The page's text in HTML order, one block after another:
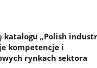
katalogu „Polish
kompetencje i
rynkach sektora